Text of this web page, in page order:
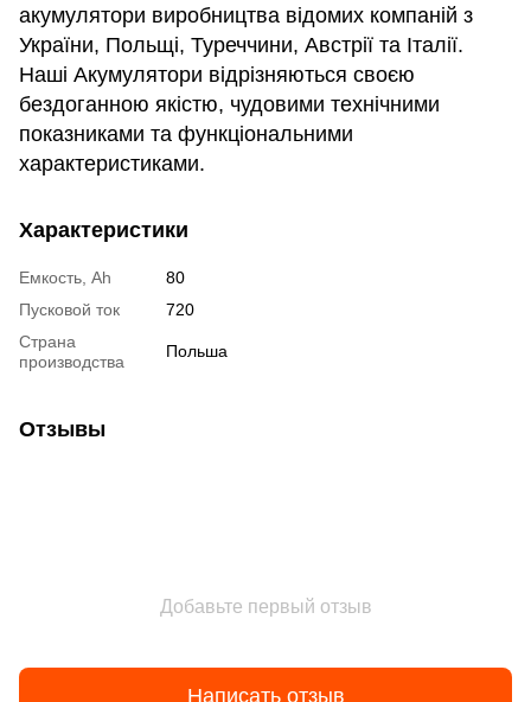
акумулятори виробництва відомих компаній з
України, Польщі, Туреччини, Австрії та Італії.
Наші Акумулятори відрізняються своєю
бездоганною якістю, чудовими технічними
показниками та функціональними
характеристиками.
Характеристики
Емкость, Ah
80
Пусковой ток
720
Страна
производства
Польша
Отзывы
Добавьте первый отзыв
Написать отзыв